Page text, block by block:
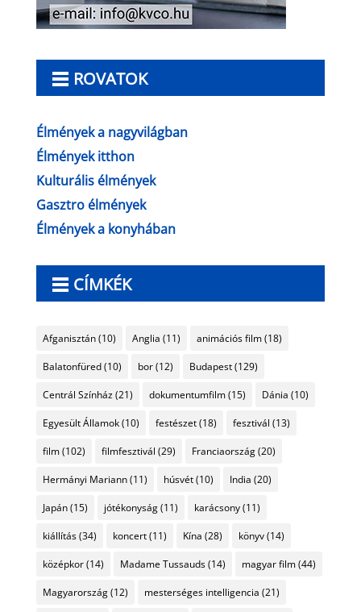
ROVATOK
Élmények a nagyvilágban
Élmények itthon
Kulturális élmények
Gasztro élmények
Élmények a konyhában
CÍMKÉK
Afganisztán(10) Anglia (11) animációs film(18)
Balatonfüred(10) bor(12) Budapest(129)
Centrál Színház(21) dokumentumfilm(15) Dánia (10)
Egyesült Államok(10) festészet(18) fesztivál (13)
film(102) filmfesztivál (29) Franciaország(20)
Hermányi Mariann(11) húsvét(10) India (20)
Japán(15) jótékonyság(11) karácsony(11)
kiállítás(34) koncert(11) Kína (28) könyv(14)
középkor(14) Madame Tussauds(14) magyar film(44)
Magyarország(12) mesterséges intelligencia (21)